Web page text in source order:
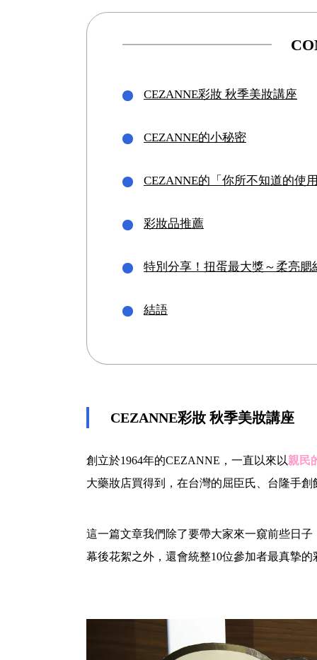
CEZANNE彩妝 秋季美妝講座
CEZANNE的小秘密
CEZANNE的「你所不知道的使
彩妝品推薦
特別分享！扭蛋最大獎～柔亮腮
結語
CEZANNE彩妝 秋季美妝講座
創立於1964年的CEZANNE，一直以來以親民
大藥妝店買得到，在台灣的屈臣氏、台隆手
這一篇文章我們除了要帶大家來一窺前些日
幕後花絮之外，還會統整10位參加者最真摯